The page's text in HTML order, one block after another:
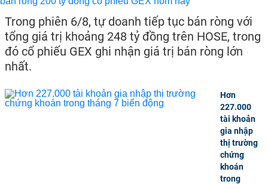
Trong phiên 6/8, tự doanh tiếp tục bán ròng với
tổng giá trị khoảng 248 tỷ đồng trên HOSE, trong
đó cổ phiếu GEX ghi nhận giá trị bán ròng lớn
nhất.
Hơn
227.000
tài khoản
gia nhập
thị trường
chứng
khoán
trong